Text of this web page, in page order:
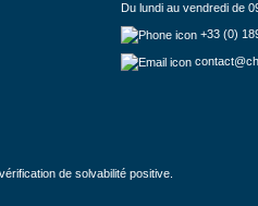
Du lundi au vendredi de
+33 (0)
de solvabilité positive.